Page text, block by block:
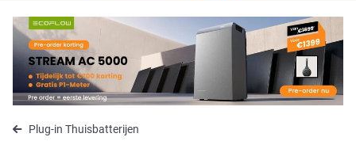
Plug-in Thuisbatterijen